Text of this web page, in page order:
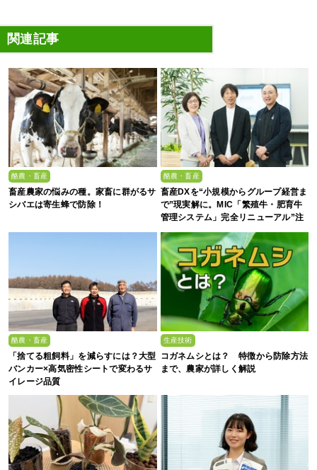
関連記事
酪農・畜産
畜産農家の悩みの種。家畜に群がるサ
シバエは寄生蜂で防除！
酪農・畜産
畜産DXを“小規模からグループ経営ま
で”現実解に。MIC「繁殖牛・肥育牛
管理システム」完全リニューアル”注
目の5大ポイント”
酪農・畜産
「捨てる粗飼料」を減らすには？大型
バンカー×高気密性シートで変わるサ
イレージ品質
生産技術
コガネムシとは？ 特徴から防除方法
まで、農家が詳しく解説